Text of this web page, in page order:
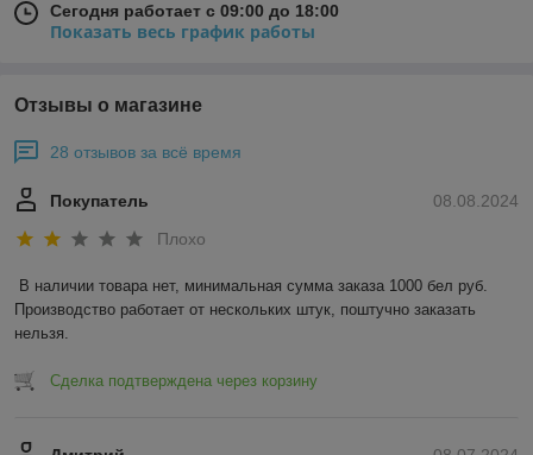
Сегодня работает с 09:00 до 18:00
Показать весь график работы
Отзывы о магазине
28 отзывов за всё время
08.08.2024
Покупатель
Плохо
В наличии товара нет, минимальная сумма заказа 1000 бел руб.
Производство работает от нескольких штук, поштучно заказать
нельзя.
Сделка подтверждена через корзину